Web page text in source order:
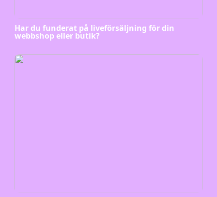
Har du funderat på liveförsäljning för din
webbshop eller butik?